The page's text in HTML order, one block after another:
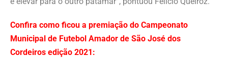
Confira como ficou a premiação do Campeonato
Municipal de Futebol Amador de São José dos
Cordeiros edição 2021: